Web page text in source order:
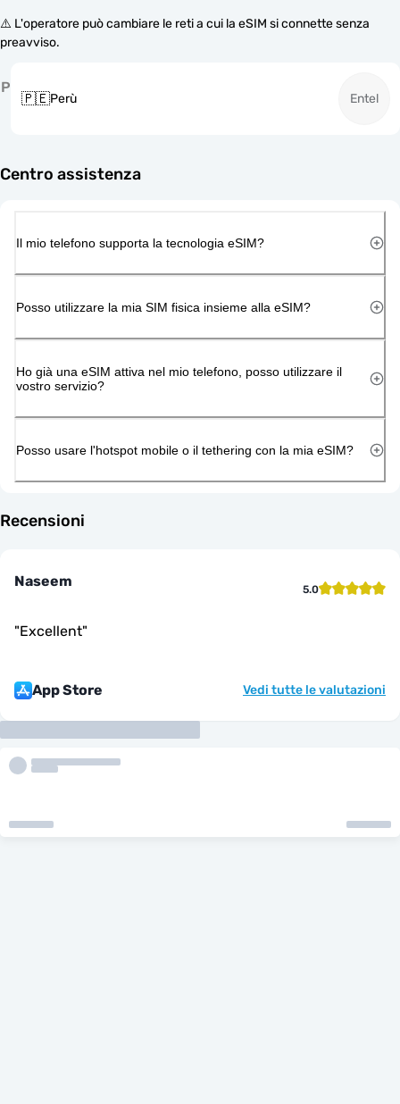
⚠️ L'operatore può cambiare le reti a cui la eSIM si connette senza
preavviso.
P
🇵🇪Perù Entel
Centro assistenza
Il mio telefono supporta la tecnologia eSIM?
Posso utilizzare la mia SIM fisica insieme alla eSIM?
Ho già una eSIM attiva nel mio telefono, posso utilizzare il
vostro servizio?
Posso usare l'hotspot mobile o il tethering con la mia eSIM?
Recensioni
Naseem 5.0
"Excellent"
App Store Vedi tutte le valutazioni